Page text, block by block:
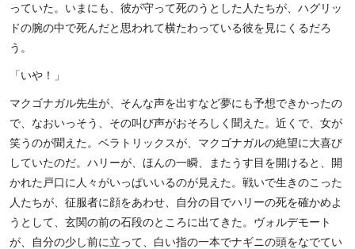
っていた。いまにも、彼が守って死のうとした人たちが、ハグリッ
ドの腕の中で死んだと思われて横たわっている彼を見にくるだろ
う。
「いや！」
マクゴナガル先生が、そんな声を出すなど夢にも予想できかったの
で、なおいっそう、その叫び声がおそろしく聞えた。近くで、女が
笑うのが聞えた。ベラトリックスが、マクゴナガルの絶望に大喜び
していたのだ。ハリーが、ほんの一瞬、またうす目を開けると、開
かれた戸口に人々がいっぱいいるのが見えた。戦いで生きのこった
人たちが、征服者に顔をあわせ、自分の目でハリーの死を確かめよ
うとして、玄関の前の石段のところに出てきた。ヴォルデモート
が、自分の少し前に立って、白い指の一本でナギニの頭をなでてい